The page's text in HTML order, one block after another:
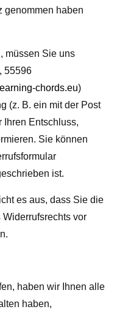
genommen haben
müssen Sie uns
55596
chords.eu)
(z. B. ein mit der Post
Ihren Entschluss,
Sie können
ist.
es aus, dass Sie die
vor
haben wir Ihnen alle
haben,